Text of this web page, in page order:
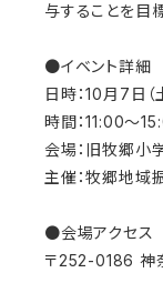
与することを目
●イベント詳細
日時：10月7日（
時間：11:00〜
会場：旧牧郷小
主催：牧郷地域
●会場アクセス
〒252-0186 神